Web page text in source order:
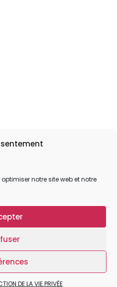
notre site web et notre
DE LA VIE PRIVÉE